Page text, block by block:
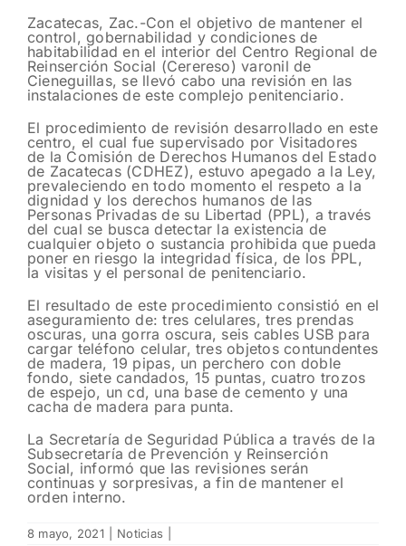
Zacatecas, Zac.-Con el objetivo de mantener el
control, gobernabilidad y condiciones de
habitabilidad en el interior del Centro Regional de
Reinserción Social (Cerereso) varonil de
Cieneguillas, se llevó cabo una revisión en las
instalaciones de este complejo penitenciario.
El procedimiento de revisión desarrollado en este
centro, el cual fue supervisado por Visitadores
de la Comisión de Derechos Humanos del Estado
de Zacatecas (CDHEZ), estuvo apegado a la Ley,
prevaleciendo en todo momento el respeto a la
dignidad y los derechos humanos de las
Personas Privadas de su Libertad (PPL), a través
del cual se busca detectar la existencia de
cualquier objeto o sustancia prohibida que pueda
poner en riesgo la integridad física, de los PPL,
la visitas y el personal de penitenciario.
El resultado de este procedimiento consistió en el
aseguramiento de: tres celulares, tres prendas
oscuras, una gorra oscura, seis cables USB para
cargar teléfono celular, tres objetos contundentes
de madera, 19 pipas, un perchero con doble
fondo, siete candados, 15 puntas, cuatro trozos
de espejo, un cd, una base de cemento y una
cacha de madera para punta.
La Secretaría de Seguridad Pública a través de la
Subsecretaría de Prevención y Reinserción
Social, informó que las revisiones serán
continuas y sorpresivas, a fin de mantener el
orden interno.
8 mayo, 2021 Noticias